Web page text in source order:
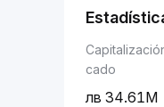
cado
34.61M